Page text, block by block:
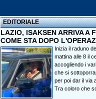
EDITORIALE
LAZIO, ISAKSEN ARRIVA A
COME STA DOPO
Inizia il raduno
mattina alle 8 il
accogliendo i
che si
per poi dar il via
Tra coloro che